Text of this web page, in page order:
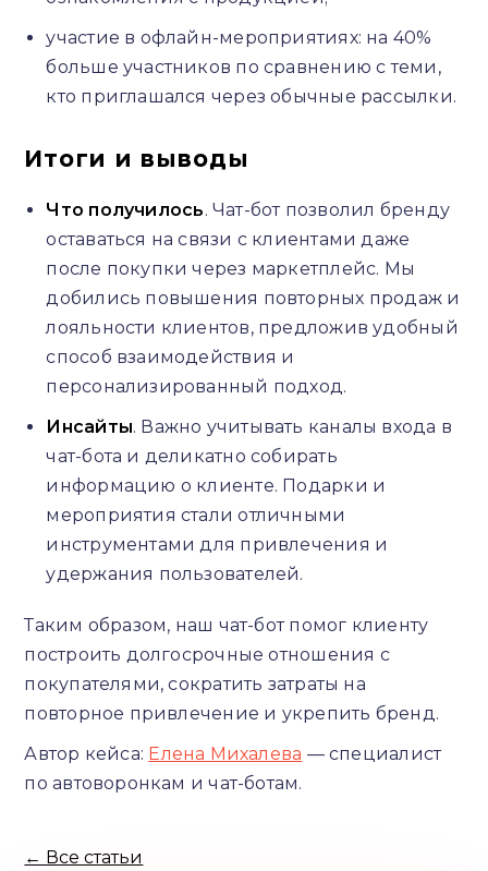
участие в офлайн-мероприятиях: на 40%
больше участников по сравнению с теми,
кто приглашался через обычные рассылки.
Итоги и выводы
Что получилось. Чат-бот позволил бренду
оставаться на связи с клиентами даже
после покупки через маркетплейс. Мы
добились повышения повторных продаж и
лояльности клиентов, предложив удобный
способ взаимодействия и
персонализированный подход.
Инсайты. Важно учитывать каналы входа в
чат-бота и деликатно собирать
информацию о клиенте. Подарки и
мероприятия стали отличными
инструментами для привлечения и
удержания пользователей.
Таким образом, наш чат-бот помог клиенту
построить долгосрочные отношения с
покупателями, сократить затраты на
повторное привлечение и укрепить бренд.
Автор кейса: Елена Михалева — специалист
по автоворонкам и чат-ботам.
← Все статьи